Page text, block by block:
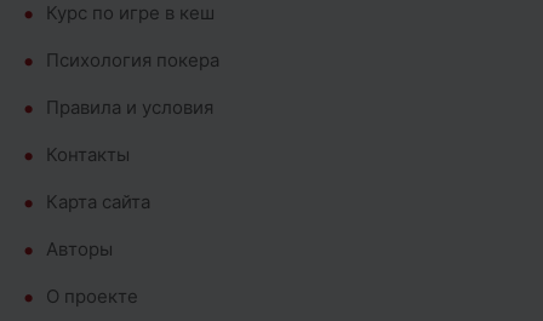
Курс по игре в кеш
Психология покера
Правила и условия
Контакты
Карта сайта
Авторы
О проекте